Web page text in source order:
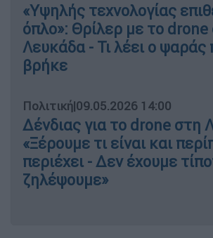
«Υψηλής τεχνολογίας
όπλο»: Θρίλερ με το drone
Λευκάδα - Τι λέει ο ψαράς
βρήκε
Πολιτική|09.05.2026 14:00
Δένδιας για το drone στη
«Ξέρουμε τι είναι και
περιέχει - Δεν έχουμε
ζηλέψουμε»